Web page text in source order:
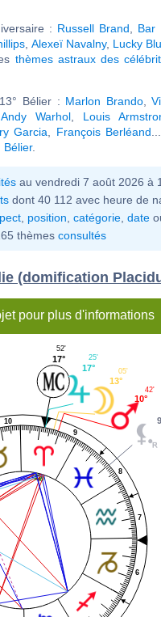
: Russell Brand
Bar
Alexeï Navalny, Lucky
thèmes astraux des
Bélier : Marlon Brando,
Andy Warhol
Louis
Garcia François Berléand
Bélier.
au vendredi 7 août 2026 à
dont 40 112 avec heure de
position catégorie date
thèmes consultés
(domification
pour plus d'informations
6
7
8
9
10
10°
42'
13°
05'
17°
25'
17°
52'